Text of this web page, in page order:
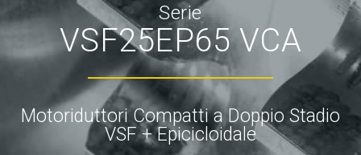
Serie
VSF25EP65 VCA
Motoriduttori Compatti a Doppio Stadio
VSF + Epicicloidale